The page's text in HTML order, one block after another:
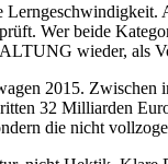
Wer beide
wieder, als
2015. Zwischen
32 Milliarden
die nicht